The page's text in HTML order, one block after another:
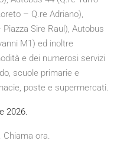
– Q.re Adriano),
Sire Raul), Autobus
M1) ed inoltre
e dei numerosi servizi
scuole primarie e
poste e supermercati.
2026.
Chiama ora.